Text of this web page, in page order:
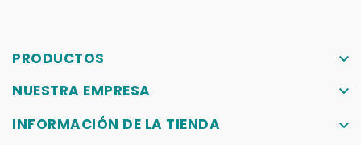
PRODUCTOS
keyboard_arrow_down
NUESTRA EMPRESA
keyboard_arrow_down
INFORMACIÓN DE LA TIENDA
keyboard_arrow_down